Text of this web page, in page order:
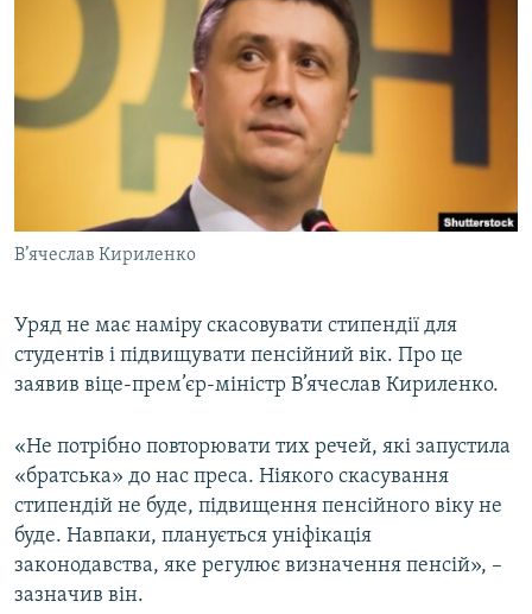
КИТАЙ.ВИКЛИКИ
МУЛЬТИМЕДІА
ФОТО
СПЕЦПРОЄКТИ
ПОДКАСТИ
КРИМ РЕАЛІЇ
УКР
КТАТ
Усі сайти RFE/RL
В’ячеслав Кириленко
Уряд не має наміру скасовувати стипендії для
студентів і підвищувати пенсійний вік. Про це
заявив віце-прем’єр-міністр В’ячеслав Кириленко.
«Не потрібно повторювати тих речей, які запустила
«братська» до нас преса. Ніякого скасування
стипендій не буде, підвищення пенсійного віку не
буде. Навпаки, планується уніфікація
законодавства, яке регулює визначення пенсій», –
зазначив він.